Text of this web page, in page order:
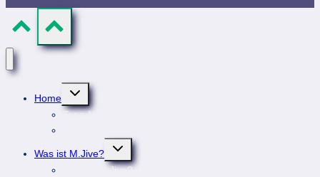
Home
Untermenü
Tanz-News und Beiträge
Was ist M.Jive?
Untermenü
Warum M.Jive?